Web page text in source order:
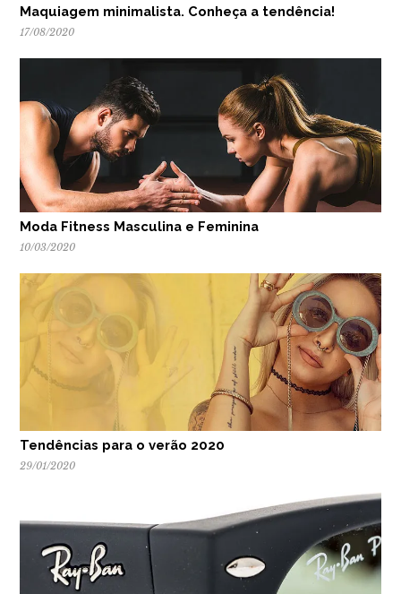
Maquiagem minimalista. Conheça a tendência!
17/08/2020
Moda Fitness Masculina e Feminina
10/03/2020
Tendências para o verão 2020
29/01/2020